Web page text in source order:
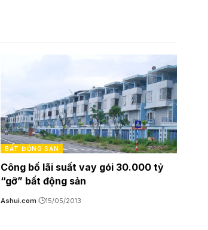
BẤT ĐỘNG SẢN
Công bố lãi suất vay gói 30.000 tỷ
“gỡ” bất động sản
Ashui.com 15/05/2013